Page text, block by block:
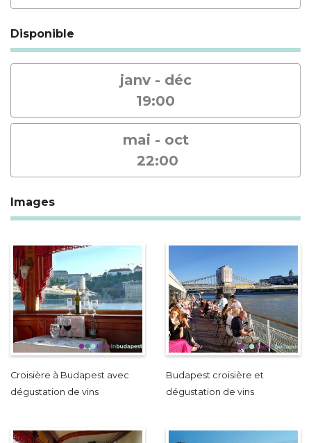
Disponible
janv - déc
19:00
mai - oct
22:00
Images
Croisière à Budapest avec
dégustation de vins
Budapest croisière et
dégustation de vins